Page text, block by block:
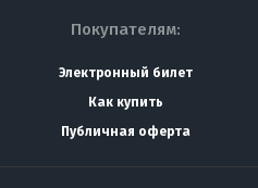
Покупателям:
Электронный билет
Как купить
Публичная оферта